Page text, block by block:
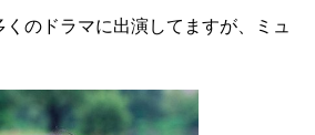
のドラマに出演してますが、ミュ